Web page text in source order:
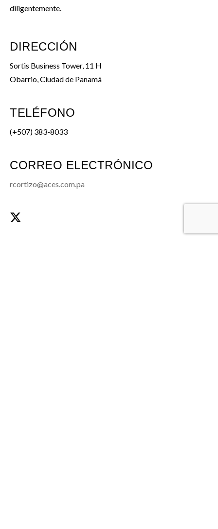
diligentemente.
DIRECCIÓN
Sortis Business Tower, 11 H
Obarrio, Ciudad de Panamá
TELÉFONO
(+507) 383-8033
CORREO ELECTRÓNICO
rcortizo@aces.com.pa